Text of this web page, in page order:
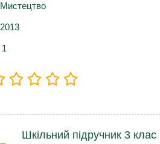
Мистецтво
2013
1
Шкільний підручник 3